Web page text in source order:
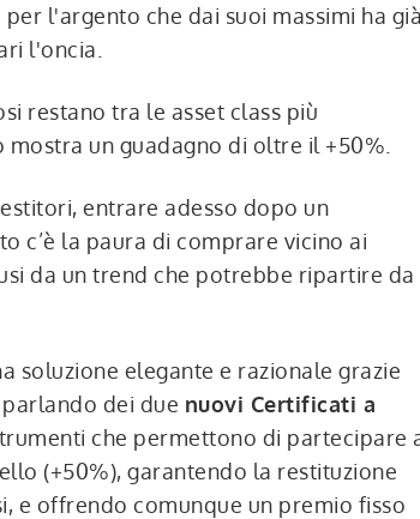
l'argento che dai suoi massimi ha
l'oncia.
restano tra le asset class più
un guadagno di oltre il +50%.
entrare adesso dopo un
c’è la paura di comprare vicino ai
da un trend che potrebbe ripartire da
soluzione elegante e razionale grazie
parlando dei due nuovi Certificati a
che permettono di partecipare
(+50%), garantendo la restituzione
e offrendo comunque un premio fisso